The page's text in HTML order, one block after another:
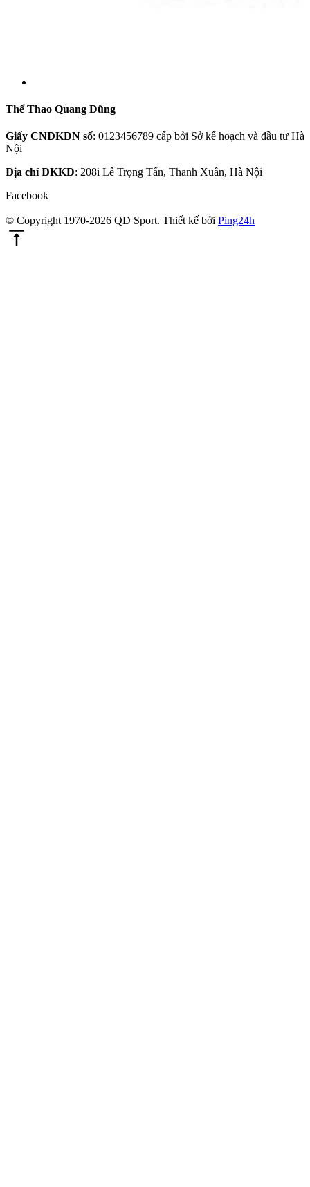
Thể Thao Quang Dũng
Giấy CNĐKDN số: 0123456789 cấp bởi Sở kế hoạch và đầu tư Hà
Nội
Địa chỉ ĐKKD: 208i Lê Trọng Tấn, Thanh Xuân, Hà Nội
Facebook
© Copyright 1970-2026 QD Sport. Thiết kế bởi Ping24h